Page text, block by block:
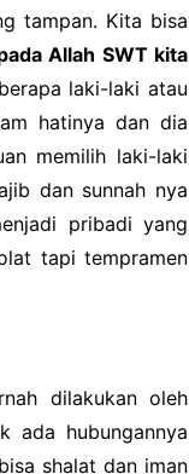
tampan. Kita bisa
Allah SWT kita
laki-laki atau
hatinya dan dia
memilih laki-laki
dan sunnah nya
pribadi yang
tapi tempramen
dilakukan oleh
ada hubungannya
shalat dan iman